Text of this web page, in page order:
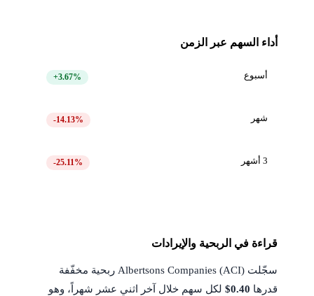
أداء السهم عبر الزمن
أسبوع +3.67%
شهر -14.13%
3 أشهر -25.11%
قراءة في الربحية والإيرادات
سجّلت Albertsons Companies (ACI) ربحية مخفّفة
قدرها $0.40لكل سهم خلال آخر اثني عشر شهراً، وهو